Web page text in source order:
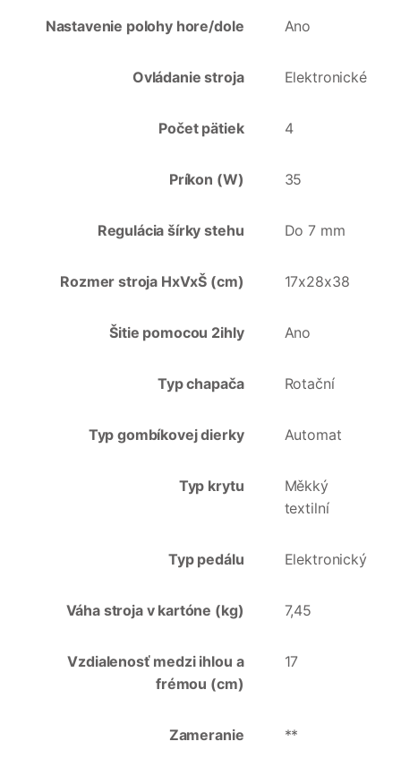
Nastavenie polohy hore/dole Ano
Ovládanie stroja Elektronické
Počet pätiek 4
Príkon (W) 35
Regulácia šírky stehu Do 7 mm
Rozmer stroja HxVxŠ (cm) 17x28x38
Šitie pomocou 2ihly Ano
Typ chapača Rotační
Typ gombíkovej dierky Automat
Typ krytu
Měkký
textilní
Typ pedálu Elektronický
Váha stroja v kartóne (kg) 7,45
Vzdialenosť medzi ihlou a
frémou (cm)
17
Zameranie **